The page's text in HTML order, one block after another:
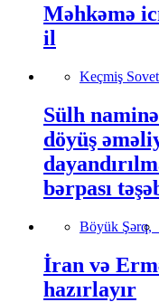
Məhkəmə
il
Keçmiş
Sülh
döyüş
bərpası
Böyük Şərq,
İran və
hazırlayır